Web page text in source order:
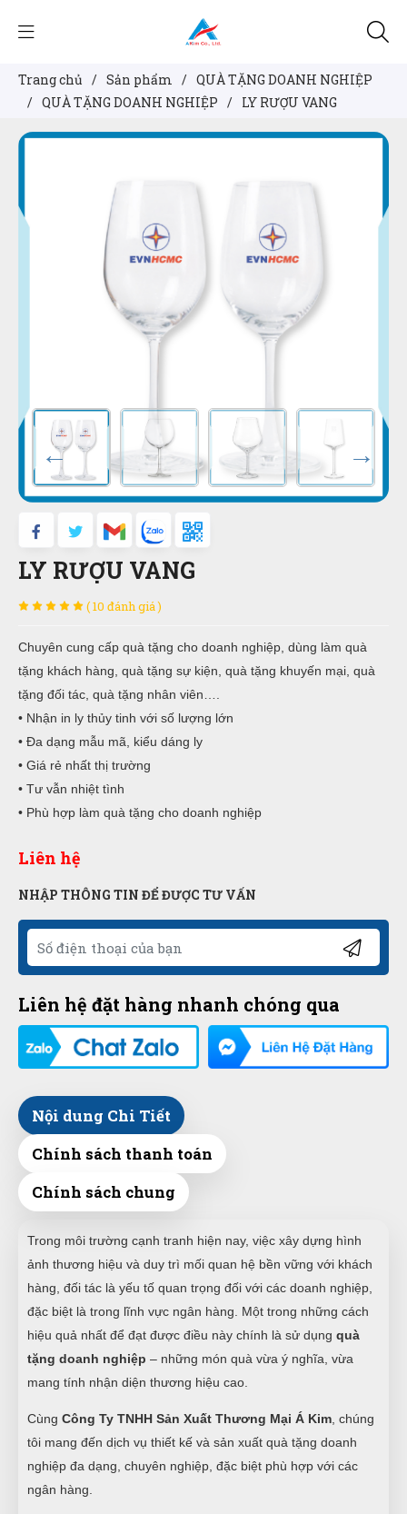
Trang chủ / Sản phẩm / QUÀ TẶNG DOANH NGHIỆP
/ QUÀ TẶNG DOANH NGHIỆP / LY RƯỢU VANG
LY RƯỢU VANG
( 10 đánh giá )
Chuyên cung cấp quà tặng cho doanh nghiệp, dùng làm quà
tặng khách hàng, quà tặng sự kiện, quà tặng khuyến mại, quà
tặng đối tác, quà tặng nhân viên….
• Nhận in ly thủy tinh với số lượng lớn
• Đa dạng mẫu mã, kiểu dáng ly
• Giá rẻ nhất thị trường
• Tư vẫn nhiệt tình
• Phù hợp làm quà tặng cho doanh nghiệp
Liên hệ
NHẬP THÔNG TIN ĐỂ ĐƯỢC TƯ VẤN
Liên hệ đặt hàng nhanh chóng qua
Nội dung Chi Tiết
Chính sách thanh toán
Chính sách chung
Trong môi trường cạnh tranh hiện nay, việc xây dựng hình
ảnh thương hiệu và duy trì mối quan hệ bền vững với khách
hàng, đối tác là yếu tố quan trọng đối với các doanh nghiệp,
đặc biệt là trong lĩnh vực ngân hàng. Một trong những cách
hiệu quả nhất để đạt được điều này chính là sử dụng quà
tặng doanh nghiệp – những món quà vừa ý nghĩa, vừa
mang tính nhận diện thương hiệu cao.
Cùng Công Ty TNHH Sản Xuất Thương Mại Á Kim , chúng
tôi mang đến dịch vụ thiết kế và sản xuất quà tặng doanh
nghiệp đa dạng, chuyên nghiệp, đặc biệt phù hợp với các
ngân hàng.